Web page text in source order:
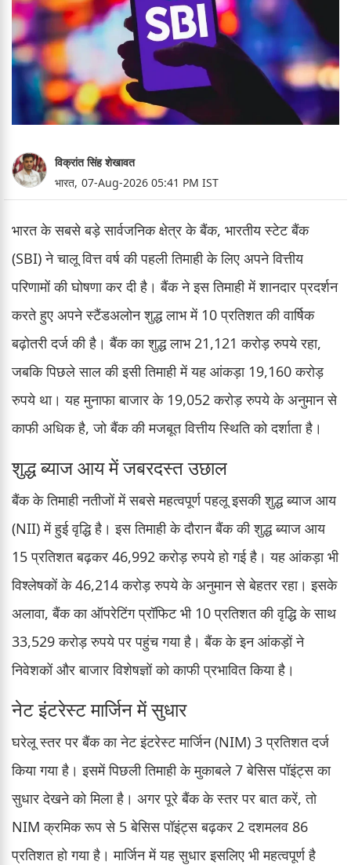
विक्रांत सिंह शेखावत
भारत, 07-Aug-2026 05:41 PM IST
भारत के सबसे बड़े सार्वजनिक क्षेत्र के बैंक, भारतीय स्टेट बैंक
(SBI) ने चालू वित्त वर्ष की पहली तिमाही के लिए अपने वित्तीय
परिणामों की घोषणा कर दी है। बैंक ने इस तिमाही में शानदार प्रदर्शन
करते हुए अपने स्टैंडअलोन शुद्ध लाभ में 10 प्रतिशत की वार्षिक
बढ़ोतरी दर्ज की है। बैंक का शुद्ध लाभ 21,121 करोड़ रुपये रहा,
जबकि पिछले साल की इसी तिमाही में यह आंकड़ा 19,160 करोड़
रुपये था। यह मुनाफा बाजार के 19,052 करोड़ रुपये के अनुमान से
काफी अधिक है, जो बैंक की मजबूत वित्तीय स्थिति को दर्शाता है।
शुद्ध ब्याज आय में जबरदस्त उछाल
बैंक के तिमाही नतीजों में सबसे महत्वपूर्ण पहलू इसकी शुद्ध ब्याज आय
(NII) में हुई वृद्धि है। इस तिमाही के दौरान बैंक की शुद्ध ब्याज आय
15 प्रतिशत बढ़कर 46,992 करोड़ रुपये हो गई है। यह आंकड़ा भी
विश्लेषकों के 46,214 करोड़ रुपये के अनुमान से बेहतर रहा। इसके
अलावा, बैंक का ऑपरेटिंग प्रॉफिट भी 10 प्रतिशत की वृद्धि के साथ
33,529 करोड़ रुपये पर पहुंच गया है। बैंक के इन आंकड़ों ने
निवेशकों और बाजार विशेषज्ञों को काफी प्रभावित किया है।
नेट इंटरेस्ट मार्जिन में सुधार
घरेलू स्तर पर बैंक का नेट इंटरेस्ट मार्जिन (NIM) 3 प्रतिशत दर्ज
किया गया है। इसमें पिछली तिमाही के मुकाबले 7 बेसिस पॉइंट्स का
सुधार देखने को मिला है। अगर पूरे बैंक के स्तर पर बात करें, तो
NIM क्रमिक रूप से 5 बेसिस पॉइंट्स बढ़कर 2 दशमलव 86
प्रतिशत हो गया है। मार्जिन में यह सुधार इसलिए भी महत्वपूर्ण है